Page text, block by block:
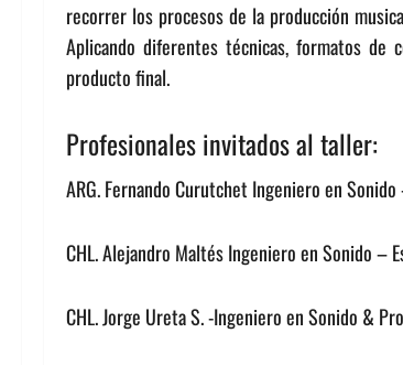
recorrer los procesos de la producción
Aplicando diferentes técnicas, formatos de
producto final.
Profesionales invitados al taller:
ARG. Fernando Curutchet Ingeniero en Sonido
CHL. Alejandro Maltés Ingeniero en Sonido –
CHL. Jorge Ureta S. -Ingeniero en Sonido &